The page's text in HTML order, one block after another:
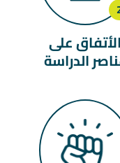
الأتفاق على
الدراسة